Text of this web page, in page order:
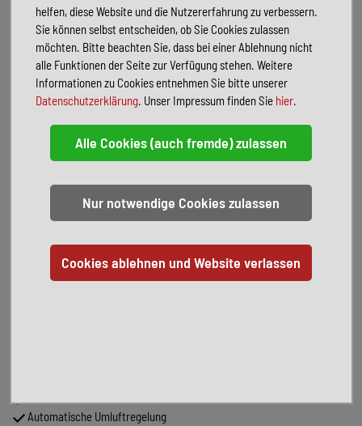
FAHRZEUGBESCHREIBUNG
Sonderausstattung:
Anhängerkupplung (Kugelkopf schwenkbar)
Ausstattungs-Paket: Tech Pro
LM-Felgen vorn/hinten: 9x20 / 10x20 (5-Doppelarm, Falx-Design)
Sport-Fahrwerk (adaptive air suspension - sport)
Uni-Lackierung
Verglasung hinten abgedunkelt (Privacyverglasung)
Voll-Lackierung
2. AC-Ladezugang (Beifahrerseite)
Automatische Umluftregelung
helfen, diese Website und die Nutzererfahrung zu verbessern.
Sie können selbst entscheiden, ob Sie Cookies zulassen
möchten. Bitte beachten Sie, dass bei einer Ablehnung nicht
alle Funktionen der Seite zur Verfügung stehen. Weitere
Informationen zu Cookies entnehmen Sie bitte unserer
Datenschutzerklärung. Unser Impressum finden Sie hier.